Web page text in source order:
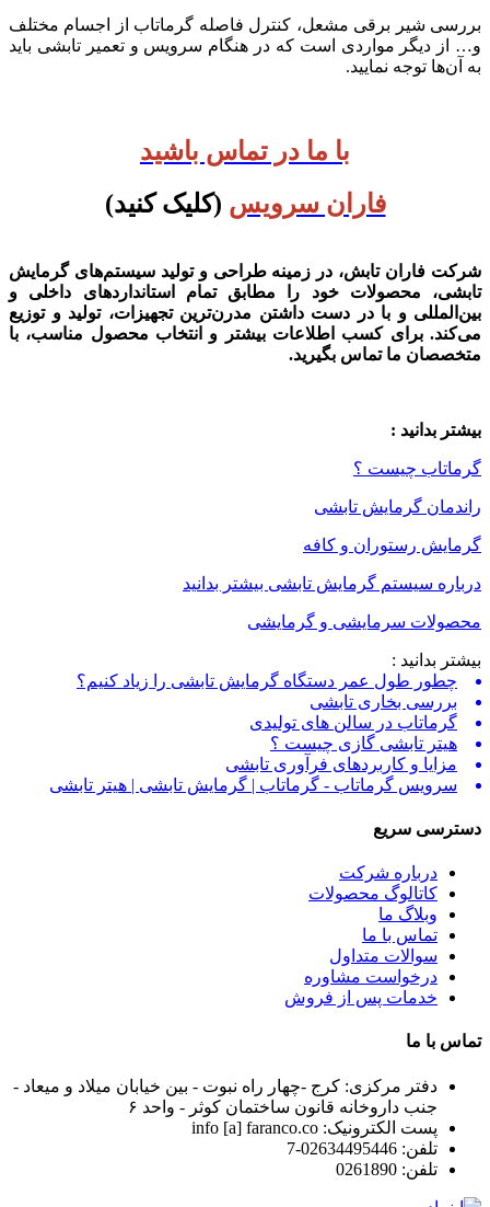
بررسی شیر برقی مشعل، کنترل فاصله گرماتاب از اجسام مختلف
و… از دیگر مواردی است که در هنگام سرویس و تعمیر تابشی باید
به آن‌ها توجه نمایید.
با ما در تماس باشید
فاران سرویس (کلیک کنید)
شرکت فاران تابش، در زمینه طراحی و تولید سیستم‌های گرمایش
تابشی، محصولات خود را مطابق تمام استاندارد‌های داخلی و
بین‌المللی و با در دست داشتن مدرن‌ترین تجهیزات، تولید و توزیع
می‌کند. برای کسب اطلاعات بیشتر و انتخاب محصول مناسب، با
متخصصان ما تماس بگیرید.
بیشتر بدانید :
گرماتاب چیست ؟
راندمان گرمایش تابشی
گرمایش رستوران و کافه
درباره سیستم گرمایش تابشی بیشتر بدانید
محصولات سرمایشی و گرمایشی
بیشتر بدانید :
چطور طول عمر دستگاه گرمایش تابشی را زیاد کنیم؟
بررسی بخاری تابشی
گرماتاب در سالن های تولیدی
هیتر تابشی گازی چیست ؟
مزایا و کاربردهای فرآوری تابشی
سرویس گرماتاب - گرماتاب | گرمایش تابشی | هیتر تابشی
دسترسی سریع
درباره شرکت
کاتالوگ محصولات
وبلاگ ما
تماس با ما
سوالات متداول
درخواست مشاوره
خدمات پس از فروش
تماس با ما
دفتر مرکزی: کرج -چهار راه نبوت - بین خیابان میلاد و میعاد -
جنب داروخانه قانون ساختمان کوثر - واحد ۶
پست الکترونیک:
تلفن:
تلفن: